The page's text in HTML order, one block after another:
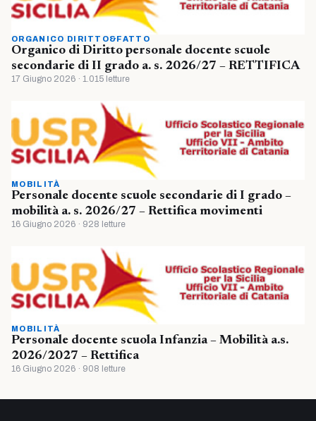
ORGANICO DIRITTO&FATTO
Organico di Diritto personale docente scuole
secondarie di II grado a. s. 2026/27 – RETTIFICA
17 Giugno 2026 · 1.015 letture
MOBILITÀ
Personale docente scuole secondarie di I grado –
mobilità a. s. 2026/27 – Rettifica movimenti
16 Giugno 2026 · 928 letture
MOBILITÀ
Personale docente scuola Infanzia – Mobilità a.s.
2026/2027 – Rettifica
16 Giugno 2026 · 908 letture